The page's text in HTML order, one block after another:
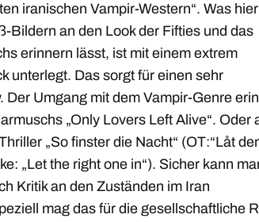
iranischen Vampir-Western“. Was
Bildern an den Look der Fifties und das
erinnern lässt, ist mit einem extrem
unterlegt. Das sorgt für einen sehr
Der Umgang mit dem Vampir-Genre
„Only Lovers Left Alive“. Oder
„So finster die Nacht“ (OT:“Låt
„Let the right one in“). Sicher kann
Kritik an den Zuständen im Iran
mag das für die gesellschaftliche